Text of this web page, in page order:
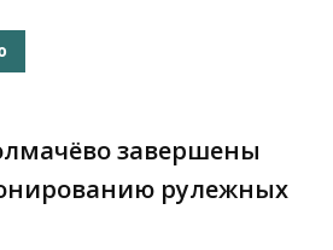
завершены
рулежных